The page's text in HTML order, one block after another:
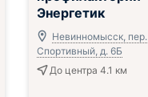
Энергетик
Невинномысск, пер.
Спортивный, д. 6Б
До центра 4.1 км